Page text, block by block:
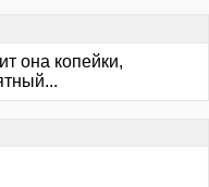
она копейки,